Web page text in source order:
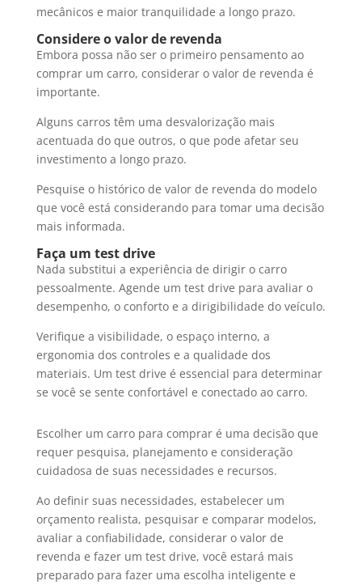
mecânicos e maior tranquilidade a longo prazo.
Considere o valor de revenda
Embora possa não ser o primeiro pensamento ao
comprar um carro, considerar o valor de revenda é
importante.
Alguns carros têm uma desvalorização mais
acentuada do que outros, o que pode afetar seu
investimento a longo prazo.
Pesquise o histórico de valor de revenda do modelo
que você está considerando para tomar uma decisão
mais informada.
Faça um test drive
Nada substitui a experiência de dirigir o carro
pessoalmente. Agende um test drive para avaliar o
desempenho, o conforto e a dirigibilidade do veículo.
Verifique a visibilidade, o espaço interno, a
ergonomia dos controles e a qualidade dos
materiais. Um test drive é essencial para determinar
se você se sente confortável e conectado ao carro.
Escolher um carro para comprar é uma decisão que
requer pesquisa, planejamento e consideração
cuidadosa de suas necessidades e recursos.
Ao definir suas necessidades, estabelecer um
orçamento realista, pesquisar e comparar modelos,
avaliar a confiabilidade, considerar o valor de
revenda e fazer um test drive, você estará mais
preparado para fazer uma escolha inteligente e